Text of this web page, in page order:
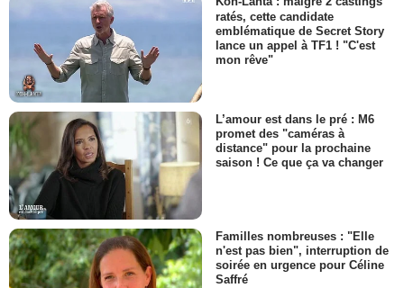
ratés, cette candidate
emblématique de Secret Story
lance un appel à TF1 ! "C'est
mon rêve"
L’amour est dans le pré : M6
promet des "caméras à
distance" pour la prochaine
saison ! Ce que ça va changer
Familles nombreuses : "Elle
n'est pas bien", interruption de
soirée en urgence pour Céline
Saffré